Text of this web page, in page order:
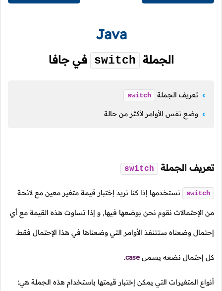
Java
الجملة switch في جافا
تعريف الجملة switch
وضع نفس الأوامر لأكثر من حالة
تعريف الجملة switch
switch نستخدمها إذا كنا نريد إختبار قيمة متغير معين مع لائحة
من الإحتمالات نقوم نحن بوضعها فيها, و إذا تساوت هذه القيمة مع أي
إحتمال وضعناه ستتنفذ الأوامر التي وضعناها في هذا الإحتمال فقط.
كل إحتمال نضعه يسمىcase
.
أنواع المتغيرات التي يمكن إختبار قيمتها باستخدام هذه الجملة هي: